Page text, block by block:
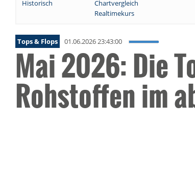
Historisch
Chartvergleich
Realtimekurs
Tops & Flops 01.06.2026 23:43:00
Mai 2026: Die
Rohstoffen im